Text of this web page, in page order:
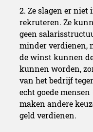
2. Ze slagen er niet
rekruteren. Ze
geen
minder verdienen,
de winst kunnen
kunnen worden,
van het bedrijf
echt goede mensen
maken andere
geld verdienen.